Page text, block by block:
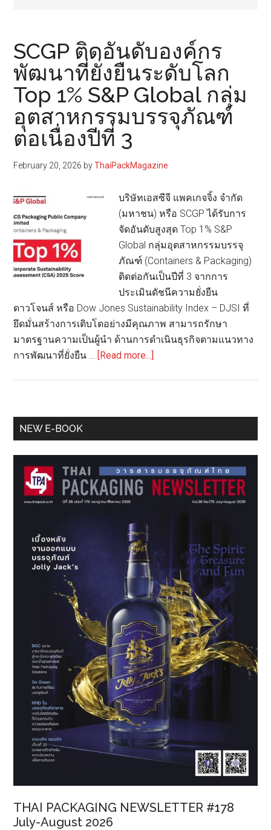
SCGP ติดอันดับองค์กร
พัฒนาที่ยั่งยืนระดับโลก
Top 1% S&P Global กลุ่ม
อุตสาหกรรมบรรจุภัณฑ์
ต่อเนื่องปีที่ 3
February 20, 2026 byThaiPackMagazine
บริษัทเอสซีจี แพคเกจจิ้ง จำกัด
(มหาชน) หรือ SCGP ได้รับการ
จัดอันดับสูงสุด Top 1% S&P
Global กลุ่มอุตสาหกรรมบรรจุ
ภัณฑ์ (Containers & Packaging)
ติดต่อกันเป็นปีที่ 3 จากการ
ประเมินดัชนีความยั่งยืน
ดาวโจนส์ หรือ Dow Jones Sustainability Index – DJSI ที่
ยึดมั่นสร้างการเติบโตอย่างมีคุณภาพ สามารถรักษา
มาตรฐานความเป็นผู้นำ ด้านการดำเนินธุรกิจตามแนวทาง
การพัฒนาที่ยั่งยืน …
[Read more...]
องค์กร
ยั่งยืน
ระดับ
โลก
Global
กลุ่ม
อุตสาหกรรม
บรรจุ
ภัณฑ์
ต่อ
เนื่อง
ปี
ที่
3
Primary
NEW E-BOOK
THAI PACKAGING NEWSLETTER #178
July-August 2026